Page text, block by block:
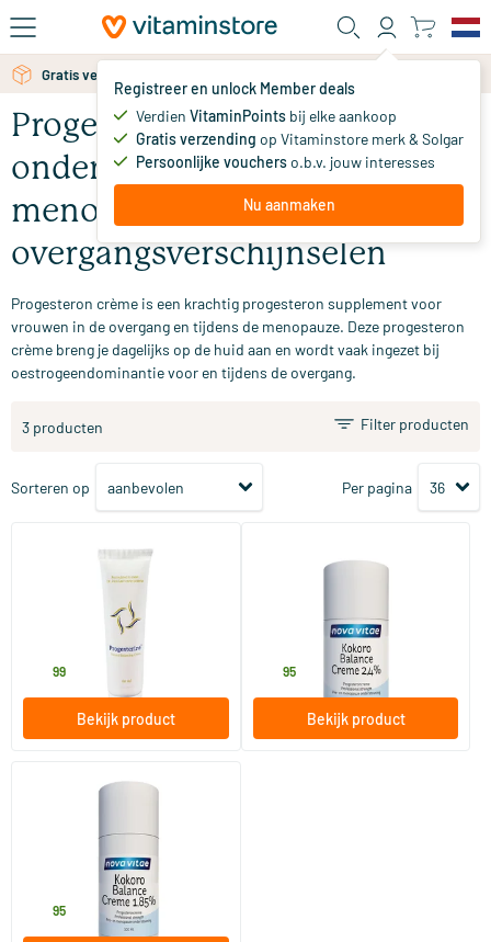
Ga naar de hoofdinhoud
Registreer en unlock Member deals
Verdien VitaminPoints bij elke aankoop
Gratis verzending op Vitaminstore merk & Solgar
Persoonlijke voucherso.b.v. jouw interesses
Nu aanmaken
Gratis persoonlijk advies via chat of email
Progesteron crème –
ondersteunt bij de
menopauze en
overgangsverschijnselen
Progesteron crème is een krachtig progesteron supplement voor
vrouwen in de overgang en tijdens de menopauze. Deze progesteron
crème breng je dagelijks op de huid aan en wordt vaak ingezet bij
oestrogeendominantie voor en tijdens de overgang.
3 producten Filter producten
Sorteren op Per pagina
99
Bekijk product
Kokoro Progest Balans cream
95
Bekijk product
(1)
95